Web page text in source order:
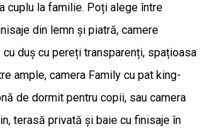
cuplu la familie. Poți alege între
din lemn și piatră, camere
cu duș cu pereți transparenți, spațioasa
ample, camera Family cu pat king-
de dormit pentru copii, sau camera
terasă privată și baie cu finisaje în